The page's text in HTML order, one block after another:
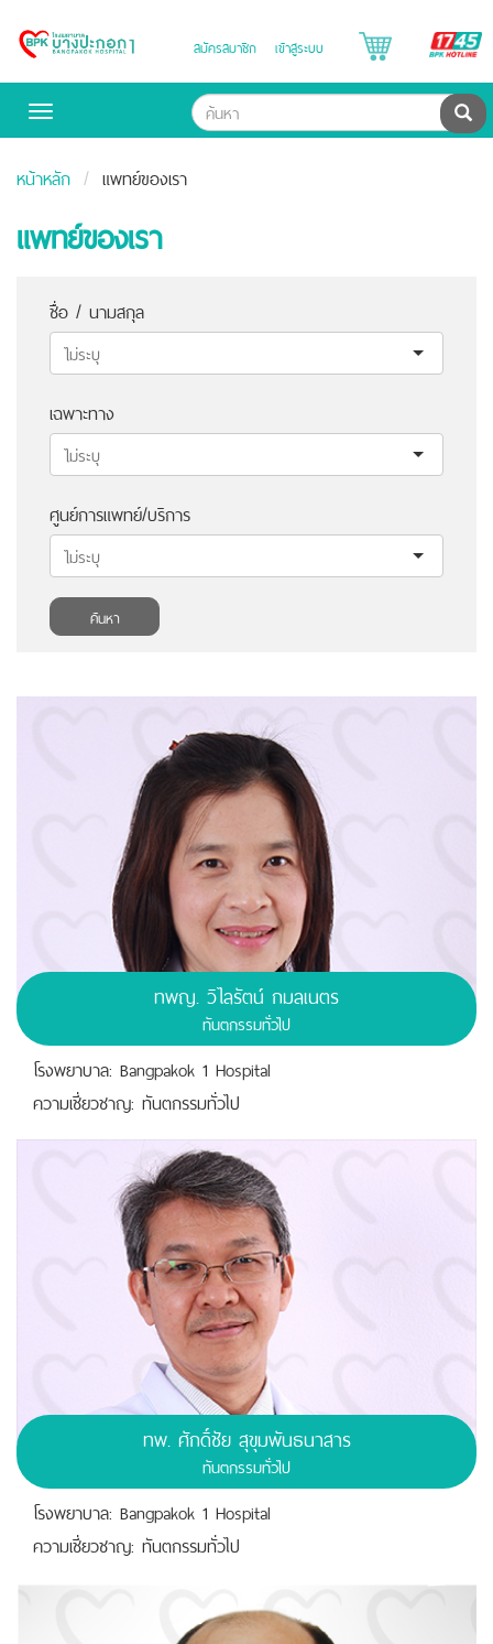
Bangpakok
สมัครสมาชิก เข้าสู่ระบบ
Toggle
ค้น
หน้าหลัก แพทย์ของเรา
แพทย์ของเรา
ชื่อ / นามสกุล
เฉพาะทาง
ศูนย์การแพทย์/บริการ
ค้นหา
ทพญ. วิไลรัตน์ กมลเนตร
ทันตกรรมทั่วไป
โรงพยาบาล: Bangpakok 1 Hospital
ความเชี่ยวชาญ: ทันตกรรมทั่วไป
ทพ. ศักดิ์ชัย สุขุมพันธนาสาร
ทันตกรรมทั่วไป
โรงพยาบาล: Bangpakok 1 Hospital
ความเชี่ยวชาญ: ทันตกรรมทั่วไป